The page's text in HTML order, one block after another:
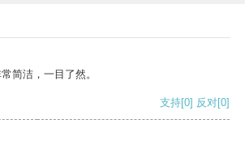
简洁，一目了然。
支持[0] 反对[0]